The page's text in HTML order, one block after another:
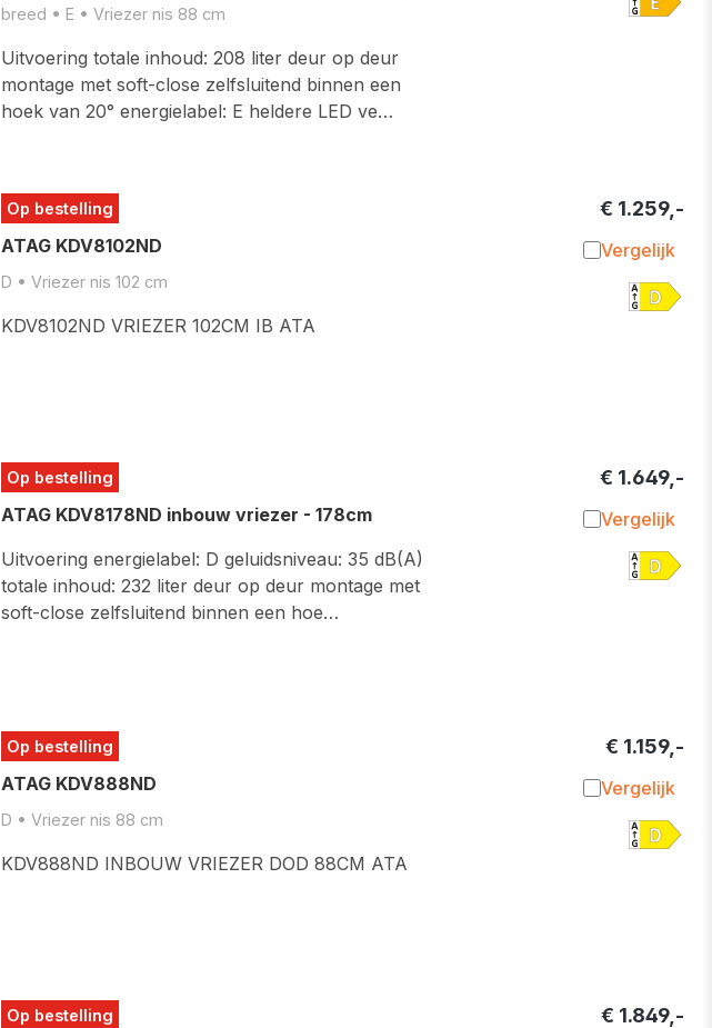
breed • E • Vriezer nis 88 cm
Uitvoering totale inhoud: 208 liter deur op deur
montage met soft-close zelfsluitend binnen een
hoek van 20° energielabel: E heldere LED ve…
Op bestelling
ATAG KDV8102ND
D • Vriezer nis 102 cm
KDV8102ND VRIEZER 102CM IB ATA
€ 1.259,-
Vergelijk
Op bestelling
ATAG KDV8178ND inbouw vriezer - 178cm
Uitvoering energielabel: D geluidsniveau: 35 dB(A)
totale inhoud: 232 liter deur op deur montage met
soft-close zelfsluitend binnen een hoe…
€ 1.649,-
Vergelijk
Op bestelling
ATAG KDV888ND
D • Vriezer nis 88 cm
KDV888ND INBOUW VRIEZER DOD 88CM ATA
€ 1.159,-
Vergelijk
Op bestelling € 1.849,-